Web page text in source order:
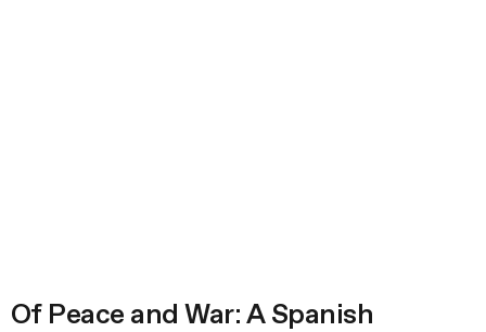
Of Peace and War: A Spanish